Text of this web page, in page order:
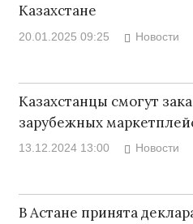
Казахстане
20.01.2025 09:25 Новости
Казахстанцы смогут
зарубежных
13.12.2024 13:00 Новости
В Астане принята